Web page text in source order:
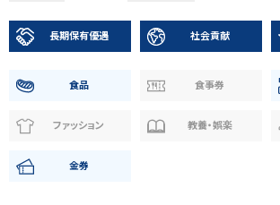
長期保有優遇 社会貢献
食品 食事券
ファッション 教養・娯楽
金券